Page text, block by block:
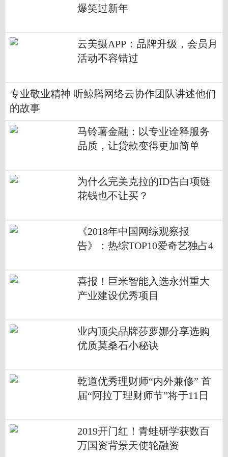
爆笑过新年
云美摄APP：品牌升级，会员月
活动不容错过
专业敬业精神 听鲸腾网络云协作团队讲述他们
的故事
马铃薯金融：以专业诠释服务
品质，让贷款变得更加简单
为什么完美克拉的ID告白项链
花钱也不让买？
《2018年中国网综观察报
告》：热综TOP10爱奇艺独占4
喜报！巨米智能入选永州重大
产业建设优秀项目
业内顶尖品牌莎萝娜分享选购
优质莫桑石小秘诀
乾道优秀理财师“内外兼修” 首
届“阿拉丁理财师节”将于11日
2019开门红！青蛙研学获数百
万国资背景天使轮融资